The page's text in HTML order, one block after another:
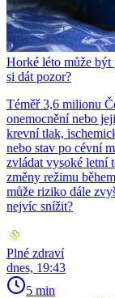
Horké léto může být
si dát pozor?
Téměř 3,6 milionu
onemocnění nebo
krevní tlak,
nebo stav po cévní
zvládat vysoké letní
změny režimu
může riziko dále
nejvíc snížit?
Plné zdraví
dnes, 19:43
5 min